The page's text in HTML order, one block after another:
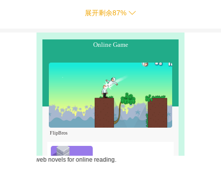
展开剩余87%
web novels for online reading.